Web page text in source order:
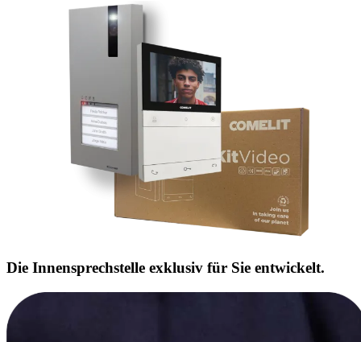
Die Innensprechstelle exklusiv für Sie entwickelt.